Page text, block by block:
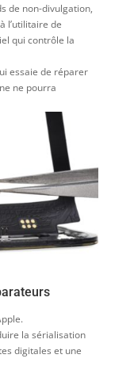
de non-divulgation,
l’utilitaire de
qui contrôle la
essaie de réparer
ne pourra
la sérialisation
digitales et une